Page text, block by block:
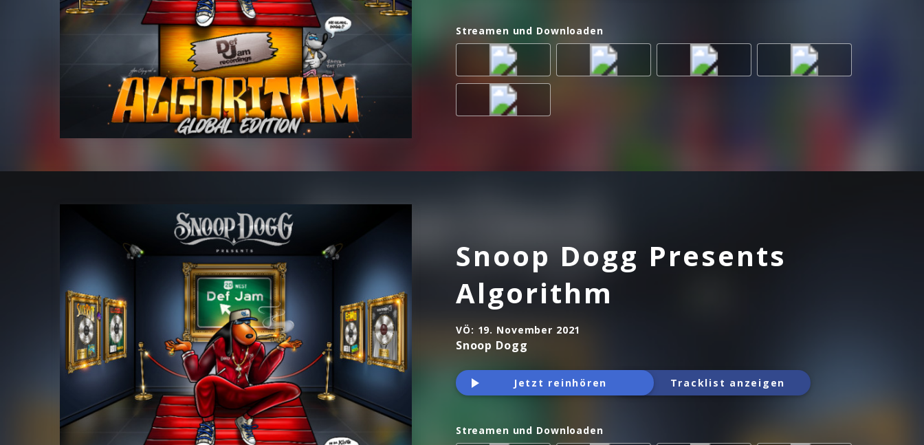
Streamen und Downloaden
Snoop Dogg Presents
Algorithm
VÖ: 19. November 2021
Snoop Dogg
Jetzt reinhören Tracklist anzeigen
Streamen und Downloaden